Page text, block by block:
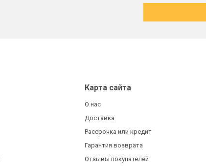
Карта сайта
О нас
Доставка
Рассрочка или кредит
Гарантия возврата
Отзывы покупателей